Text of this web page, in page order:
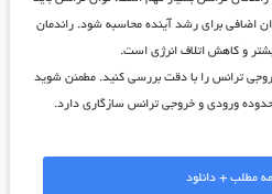
اضافی برای رشد آینده محاسبه شود. راندمان
بیشتر و کاهش اتلاف انرژی است.
ترانس را با دقت بررسی کنید. مطمئن شوید
محدوده ورودی و خروجی ترانس سازگاری دارد.
مطلب + دانلود